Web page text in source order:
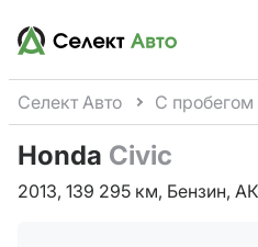
Селект Авто С пробегом
Honda Civic
2013, 139 295 км, Бензин,